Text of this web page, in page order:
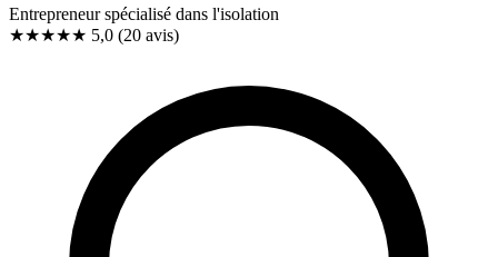
Entrepreneur spécialisé dans l'isolation
★★★★★ 5,0 (20 avis)